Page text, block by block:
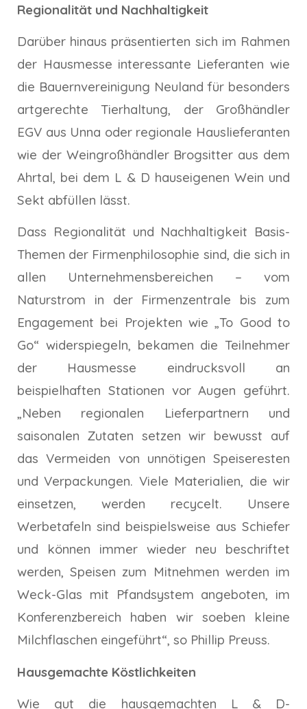
Regionalität und Nachhaltigkeit
Darüber hinaus präsentierten sich im Rahmen
der Hausmesse interessante Lieferanten wie
die Bauernvereinigung Neuland für besonders
artgerechte Tierhaltung, der Großhändler
EGV aus Unna oder regionale Hauslieferanten
wie der Weingroßhändler Brogsitter aus dem
Ahrtal, bei dem L & D hauseigenen Wein und
Sekt abfüllen lässt.
Dass Regionalität und Nachhaltigkeit Basis-
Themen der Firmenphilosophie sind, die sich in
allen Unternehmensbereichen – vom
Naturstrom in der Firmenzentrale bis zum
Engagement bei Projekten wie „To Good to
Go“ widerspiegeln, bekamen die Teilnehmer
der Hausmesse eindrucksvoll an
beispielhaften Stationen vor Augen geführt.
„Neben regionalen Lieferpartnern und
saisonalen Zutaten setzen wir bewusst auf
das Vermeiden von unnötigen Speiseresten
und Verpackungen. Viele Materialien, die wir
einsetzen, werden recycelt. Unsere
Werbetafeln sind beispielsweise aus Schiefer
und können immer wieder neu beschriftet
werden, Speisen zum Mitnehmen werden im
Weck-Glas mit Pfandsystem angeboten, im
Konferenzbereich haben wir soeben kleine
Milchflaschen eingeführt“, so Phillip Preuss.
Hausgemachte Köstlichkeiten
Wie gut die hausgemachten L & D-